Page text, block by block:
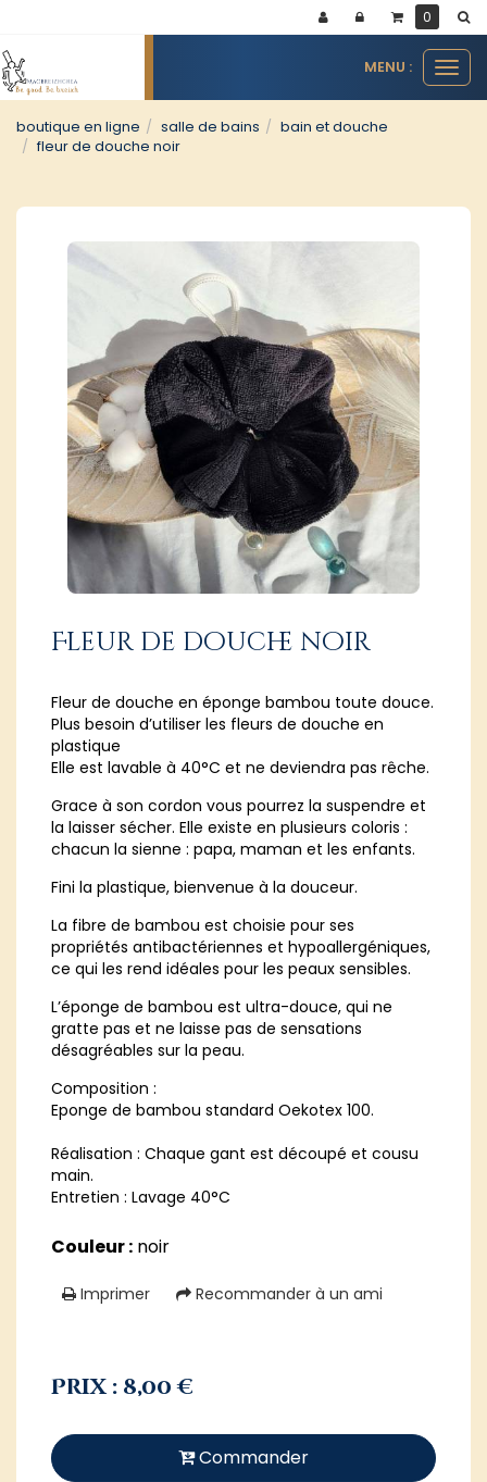
le
MENU :
boutique en ligne salle de bains
bain et douche
fleur de douche noir
Fleur de douche noir
Fleur de douche en éponge bambou toute douce.
Plus besoin d’utiliser les fleurs de douche en
plastique
Elle est lavable à 40°C et ne deviendra pas rêche.
Grace à son cordon vous pourrez la suspendre et
la laisser sécher. Elle existe en plusieurs coloris :
chacun la sienne : papa, maman et les enfants.
Fini la plastique, bienvenue à la douceur.
La fibre de bambou est choisie pour ses
propriétés antibactériennes et hypoallergéniques,
ce qui les rend idéales pour les peaux sensibles.
L’éponge de bambou est ultra-douce, qui ne
gratte pas et ne laisse pas de sensations
désagréables sur la peau.
Composition :
Eponge de bambou standard Oekotex 100.
Réalisation : Chaque gant est découpé et cousu
main.
Entretien : Lavage 40°C
Couleur : noir
Imprimer Recommander à un ami
Prix : 8,00 €
Commander
0